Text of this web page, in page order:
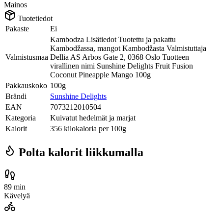
Mainos
Tuotetiedot
Pakaste
Ei
Valmistusmaa
Kambodza Lisätiedot Tuotettu ja pakattu
Kambodžassa, mangot Kambodžasta Valmistuttaja
Dellia AS Arbos Gate 2, 0368 Oslo Tuotteen
virallinen nimi Sunshine Delights Fruit Fusion
Coconut Pineapple Mango 100g
Pakkauskoko 100g
Brändi
Sunshine Delights
EAN
7073212010504
Kategoria
Kuivatut hedelmät ja marjat
Kalorit
356 kilokaloria per 100g
Polta kalorit liikkumalla
89 min
Kävelyä